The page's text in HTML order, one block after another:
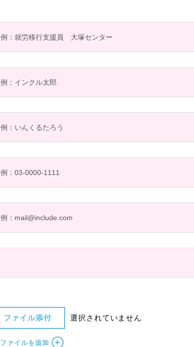
ファイル添付 選択されていません
ファイルを追加